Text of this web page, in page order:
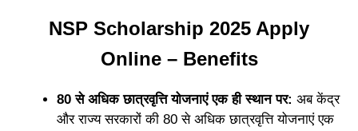
NSP Scholarship 2025 Apply
Online – Benefits
80 से अधिक छात्रवृत्ति योजनाएं एक ही स्थान पर: अब केंद्र
और राज्य सरकारों की 80 से अधिक छात्रवृत्ति योजनाएं एक